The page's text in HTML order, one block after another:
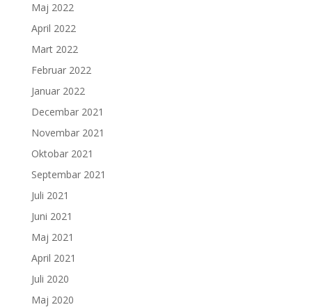
Maj 2022
April 2022
Mart 2022
Februar 2022
Januar 2022
Decembar 2021
Novembar 2021
Oktobar 2021
Septembar 2021
Juli 2021
Juni 2021
Maj 2021
April 2021
Juli 2020
Maj 2020